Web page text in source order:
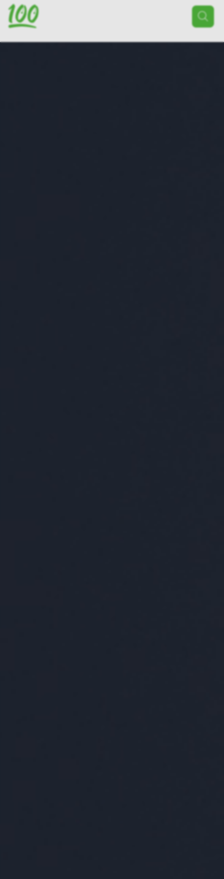
Поиск
товаров